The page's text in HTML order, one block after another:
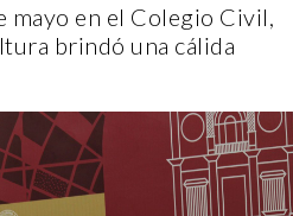
en el Colegio Civil,
brindó una cálida